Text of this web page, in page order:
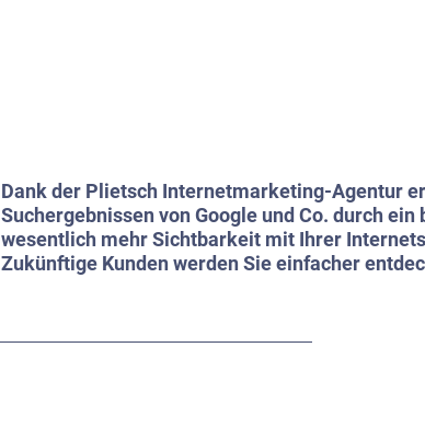
Dank der Plietsch Internetmarketing-Agentur
Suchergebnissen von Google und Co. durch ein
wesentlich mehr Sichtbarkeit mit Ihrer
Zukünftige Kunden werden Sie einfacher